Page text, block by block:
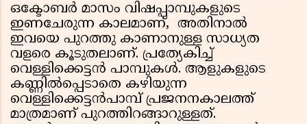
ഒക്ടോബർ മാസം വിഷപ്പാമ്പുകളുടെ
ഇണചേരുന്ന കാലമാണ്, അതിനാൽ
ഇവയെ പുറത്തു കാണാനുള്ള സാധ്യത
വളരെ കൂടുതലാണ്. പ്രത്യേകിച്ച്
വെള്ളിക്കെട്ടൻ പാമ്പുകൾ. ആളുകളുടെ
കണ്ണില്‍പ്പെടാതെ കഴിയുന്ന
വെള്ളിക്കെട്ടന്‍പാമ്പ് പ്രജനനകാലത്ത്
മാത്രമാണ് പുറത്തിറങ്ങാറുള്ളത്.